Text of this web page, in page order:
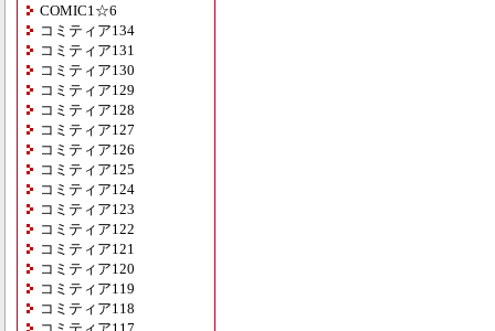
COMIC1☆6
コミティア134
コミティア131
コミティア130
コミティア129
コミティア128
コミティア127
コミティア126
コミティア125
コミティア124
コミティア123
コミティア122
コミティア121
コミティア120
コミティア119
コミティア118